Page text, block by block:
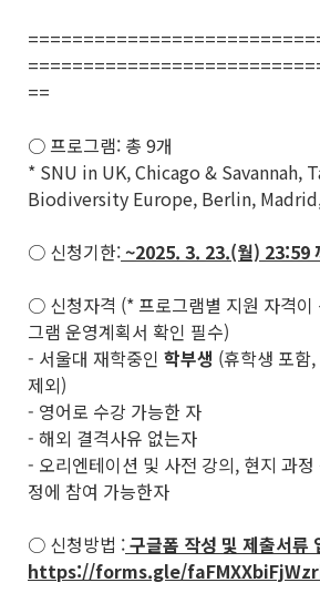
==
○ 프로그램: 총 9개
* SNU in UK, Chicago & Savannah,
Biodiversity Europe, Berlin,
○ 신청기한:~2025. 3. 23.(월) 23:59
○ 신청자격 (* 프로그램별 지원 자격이
그램 운영계획서 확인 필수)
- 서울대 재학중인 학부생 (휴학생 포함
제외)
- 영어로 수강 가능한 자
- 해외 결격사유 없는자
- 오리엔테이션 및 사전 강의, 현지 과
정에 참여 가능한자
○ 신청방법 :구글폼 작성 및 제출서류
https://forms.gle/